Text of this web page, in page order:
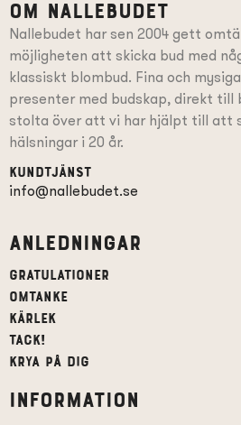
Om Nallebudet
Nallebudet har sen 2004 gett
möjligheten att skicka bud med
klassiskt blombud. Fina och
presentermed budskap, direkt till
stolta över att vi har hjälpt till att
hälsningar i 20 år.
Kundtjänst
info@nallebudet.se
Anledningar
Gratulationer
Omtanke
Kärlek
Tack!
Krya på dig
Information